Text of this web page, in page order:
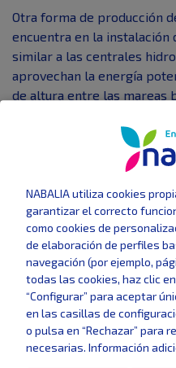
Otra forma de producción
encuentra en la instalación
similar a las centrales
aprovechan la energía
de altura entre las mareas
Así, en la energía
energías renovables más
existencia de recursos ya
explotación pues la
de la interacción del Sol y
Ventajas de la
mareomotriz
Limpia : su
contaminante y sus
agotar por la
: es
NABALIA utiliza cookies
garantizar el correcto
como cookies de
de elaboración de perfiles
navegación (por ejemplo,
todas las cookies, haz clic en
“Configurar” para aceptar
en las casillas de
o pulsa en “Rechazar” para
necesarias. Información